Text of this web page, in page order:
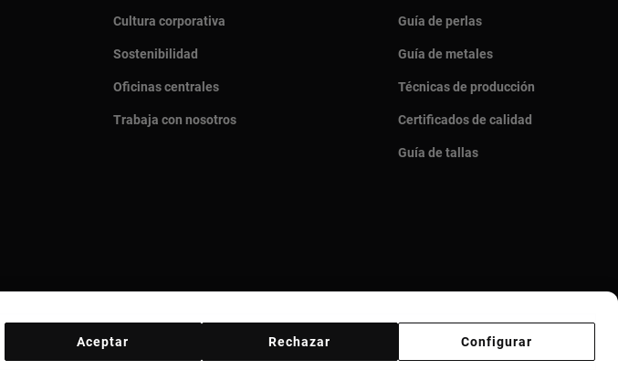
Cultura corporativa
Sostenibilidad
Oficinas centrales
Trabaja con nosotros
Guía de perlas
Guía de metales
Técnicas de producción
Certificados de calidad
Guía de tallas
Perú / Peruvian Sol Configurar
Rechazar
Aceptar